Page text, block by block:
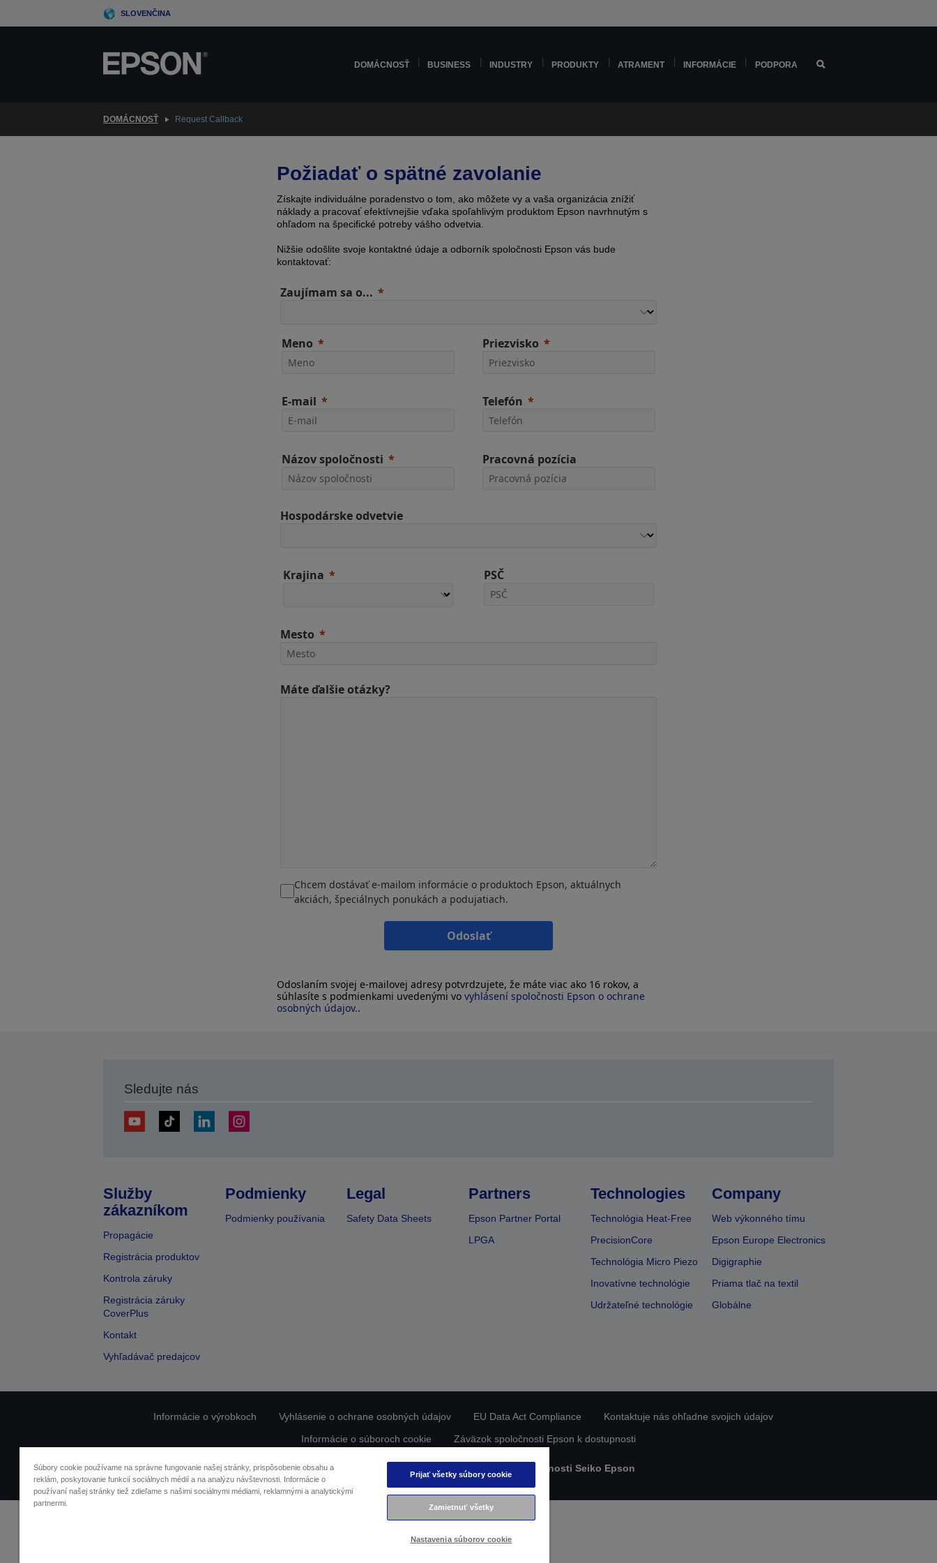
to
SLOVENČINA
DOMÁCNOSŤ BUSINESS INDUSTRY PRODUKTY ATRAMENT INFORMÁCIE PODPORA
DOMÁCNOSŤ Request Callback
Požiadať o spätné zavolanie
Získajte individuálne poradenstvo o tom, ako môžete vy a vaša organizácia znížiť
náklady a pracovať efektívnejšie vďaka spoľahlivým produktom Epson navrhnutým s
ohľadom na špecifické potreby vášho odvetvia.
Nižšie odošlite svoje kontaktné údaje a odborník spoločnosti Epson vás bude
kontaktovať:
Zaujímam sa o...
Meno Priezvisko
E-mail Telefón
Názov spoločnosti Pracovná pozícia
Hospodárske odvetvie
Krajina PSČ
Mesto
Máte ďalšie otázky?
Chcem dostávať e-mailom informácie o produktoch Epson, aktuálnych
akciách, špeciálnych ponukách a podujatiach.
Odoslať
Odoslaním svojej e-mailovej adresy potvrdzujete, že máte viac ako 16 rokov, a
súhlasíte s podmienkami uvedenými vo vyhlásení spoločnosti Epson o ochrane
osobných údajov..
Sledujte nás
Služby
zákazníkom
Propagácie
Registrácia produktov
Kontrola záruky
Registrácia záruky
CoverPlus
Kontakt
Vyhľadávač predajcov
Podmienky
Podmienky používania
Legal
Safety Data Sheets
Partners
Epson Partner Portal
LPGA
Technologies
Technológia Heat-Free
PrecisionCore
Technológia Micro Piezo
Inovatívne technológie
Udržateľné technológie
Company
Web výkonného tímu
Epson Europe Electronics
Digigraphie
Priama tlač na textil
Globálne
Informácie o výrobkoch Vyhlásenie o ochrane osobných údajov EU Data Act Compliance
Kontaktuje nás ohľadne svojich údajov
Informácie o súboroch cookie
Záväzok spoločnosti Epson k dostupnosti
Obsah chránený autorskými právami © 2026 spoločnosti Seiko Epson
Súbory cookie používame na správne fungovanie našej stránky, prispôsobenie obsahu a
reklám, poskytovanie funkcií sociálnych médií a na analýzu návštevnosti. Informácie o
používaní našej stránky tiež zdieľame s našimi sociálnymi médiami, reklamnými a analytickými
partnermi.
Prijať všetky súbory cookie
Zamietnuť všetky
Nastavenia súborov cookie